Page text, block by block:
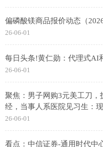
偏磷酸镁商品报价动态（
26-06-01
每日头条!黄仁勋：代理式AI
26-06-01
聚焦：男子网购3元美工刀
经，当事人系医院见习生：
26-06-01
看点：中信证券-通用时代中